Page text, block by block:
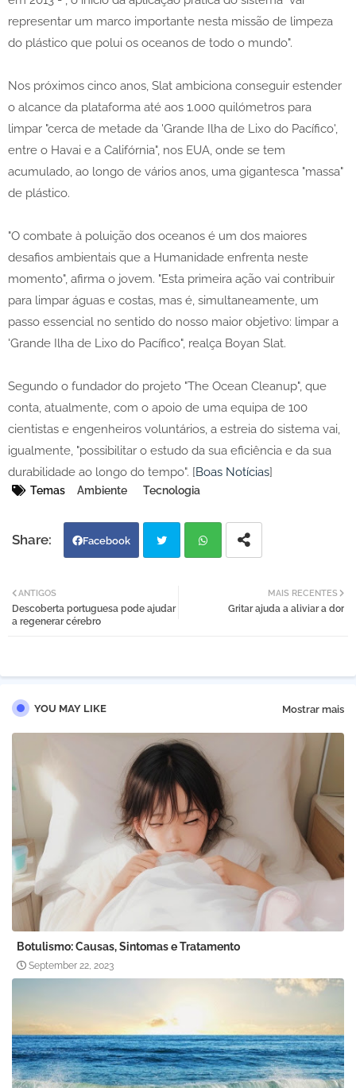
representar um marco importante nesta missão de limpeza
do plástico que polui os oceanos de todo o mundo".
Nos próximos cinco anos, Slat ambiciona conseguir estender
o alcance da plataforma até aos 1.000 quilómetros para
limpar "cerca de metade da 'Grande Ilha de Lixo do Pacífico',
entre o Havai e a Califórnia", nos EUA, onde se tem
acumulado, ao longo de vários anos, uma gigantesca "massa"
de plástico.
"O combate à poluição dos oceanos é um dos maiores
desafios ambientais que a Humanidade enfrenta neste
momento", afirma o jovem. "Esta primeira ação vai contribuir
para limpar águas e costas, mas é, simultaneamente, um
passo essencial no sentido do nosso maior objetivo: limpar a
'Grande Ilha de Lixo do Pacífico", realça Boyan Slat.
Segundo o fundador do projeto "The Ocean Cleanup", que
conta, atualmente, com o apoio de uma equipa de 100
cientistas e engenheiros voluntários, a estreia do sistema vai,
igualmente, "possibilitar o estudo da sua eficiência e da sua
durabilidade ao longo do tempo". [Boas Notícias]
Temas Ambiente Tecnologia
Facebook
tter
MAIS RECENTES
Gritar ajuda a aliviar a dor
ANTIGOS
Descoberta portuguesa pode ajudar
a regenerar cérebro
YOU MAY LIKE Mostrar mais
Botulismo: Causas, Sintomas e Tratamento
September 22, 2023